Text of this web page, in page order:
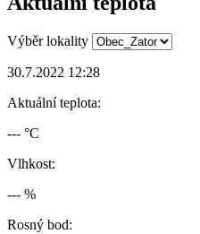
Výběr lokality
30.7.2022 12:28
Aktuální teplota:
--- °C
Vlhkost:
--- %
Rosný bod: